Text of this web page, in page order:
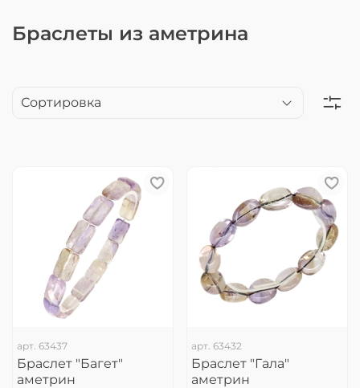
Браслеты из аметрина
арт. 63437
Браслет "Багет"
аметрин
арт. 63432
Браслет "Гала"
аметрин